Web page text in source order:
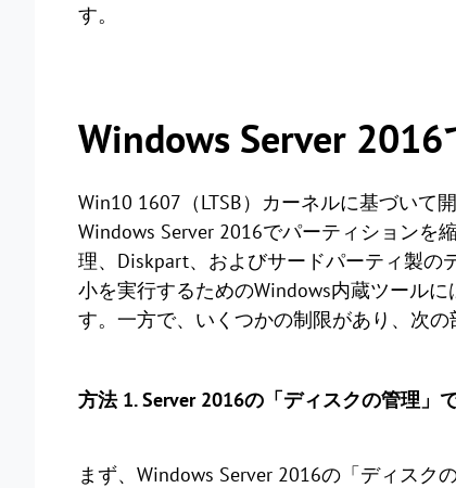
す。
Windows Server
Win10 1607（LTSB）カーネルに基づいて
Windows Server 2016でパーティションを
理、Diskpart、およびサードパーティ製
小を実行するためのWindows内蔵ツール
す。一方で、いくつかの制限があり、次の
方法 1. Server 2016の「ディスクの管理」
まず、Windows Server 2016の「ディスク